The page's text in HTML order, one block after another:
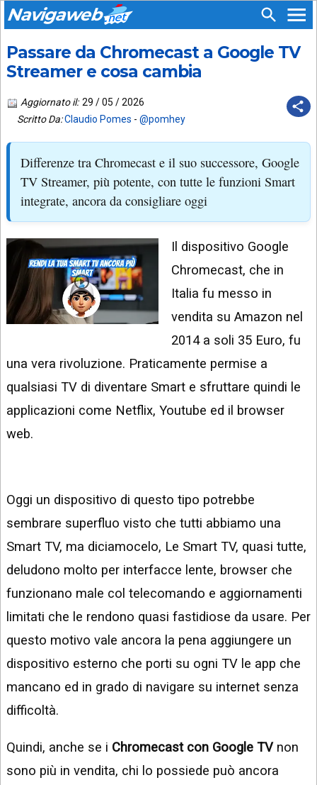
Navigaweb
HOME
SIAMO
SUPPORTO
PIÙ
LETTI
ULTIMI
POST
ARCHIVIO
VIDEO
ARGOMENTI:
IPHONE
ANDROID
APPS
WINDOWS
STRUMENTI
SEGUICI
SU:
APP
ANDROID
EMAIL
TIKTOK
YOUTUBE
INSTAGRAM
NEWS
LINKEDIN
Passare da Chromecast a Google TV
Streamer e cosa cambia
Aggiornato il: 29 / 05 / 2026
Scritto Da:Claudio Pomes - @pomhey
Differenze tra Chromecast e il suo successore, Google
TV Streamer, più potente, con tutte le funzioni Smart
integrate, ancora da consigliare oggi
Il dispositivo Google
Chromecast, che in
Italia fu messo in
vendita su Amazon nel
2014 a soli 35 Euro, fu
una vera rivoluzione. Praticamente permise a
qualsiasi TV di diventare Smart e sfruttare quindi le
applicazioni come Netflix, Youtube ed il browser
web.
Oggi un dispositivo di questo tipo potrebbe
sembrare superfluo visto che tutti abbiamo una
Smart TV, ma diciamocelo, Le Smart TV, quasi tutte,
deludono molto per interfacce lente, browser che
funzionano male col telecomando e aggiornamenti
limitati che le rendono quasi fastidiose da usare. Per
questo motivo vale ancora la pena aggiungere un
dispositivo esterno che porti su ogni TV le app che
mancano ed in grado di navigare su internet senza
difficoltà.
Quindi, anche se i Chromecast con Google TVnon
sono più in vendita, chi lo possiede può ancora